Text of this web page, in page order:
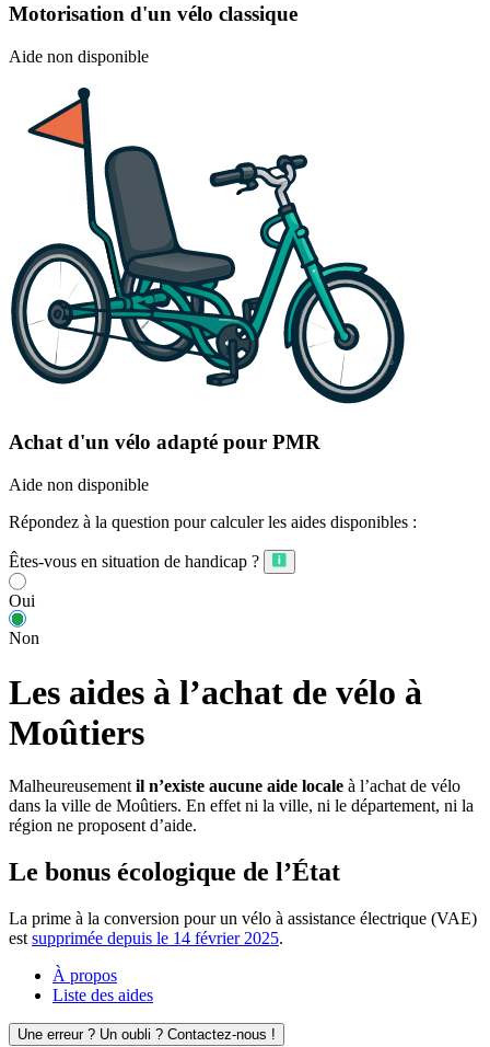
Motorisation d'un vélo classique
Aide non disponible
Achat d'un vélo adapté pour PMR
Aide non disponible
Répondez à la question pour calculer les aides disponibles :
Êtes-vous en situation de handicap ?
Oui
Non
Les aides à l’achat de vélo à
Moûtiers
Malheureusement il n’existe aucune aide locale à l’achat de vélo
dans la ville de Moûtiers. En effet ni la ville, ni le département, ni la
région ne proposent d’aide.
Le bonus écologique de l’État
La prime à la conversion pour un vélo à assistance électrique (VAE)
est supprimée depuis le 14 février 2025.
À propos
Liste des aides
Une erreur ? Un oubli ? Contactez-nous !